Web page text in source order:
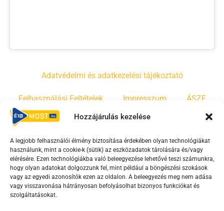
Hozzájárulás kezelése
A legjobb felhasználói élmény biztosítása érdekében olyan technológiákat
használunk, mint a cookie-k (sütik) az eszközadatok tárolására és/vagy
elérésére. Ezen technológiákba való beleegyezése lehetővé teszi számunkra,
hogy olyan adatokat dolgozzunk fel, mint például a böngészési szokások
vagy az egyedi azonosítók ezen az oldalon. A beleegyezés meg nem adása
vagy visszavonása hátrányosan befolyásolhat bizonyos funkciókat és
szolgáltatásokat.
Adatvédelmi és adatkezelési tájékoztató
Felhasználási Feltételek Impresszum ÁSZF
Irányelvek Moderálási szabályzat
F
a
c
e
Y
o
u
t
T
i
k